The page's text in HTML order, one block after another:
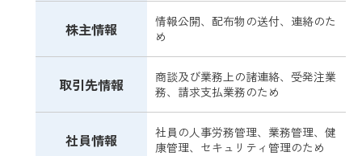
株主情報
情報公開、配布物の送付、連絡のた
め
取引先情報
商談及び業務上の諸連絡、受発注業
務、請求支払業務のため
社員情報
社員の人事労務管理、業務管理、健
康管理、セキュリティ管理のため